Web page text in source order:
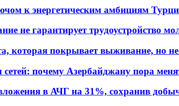
к энергетическим амбициям
не гарантирует трудоустройство
которая покрывает выживание, но
почему Азербайджану пора
в АЧГ на 31%, сохранив